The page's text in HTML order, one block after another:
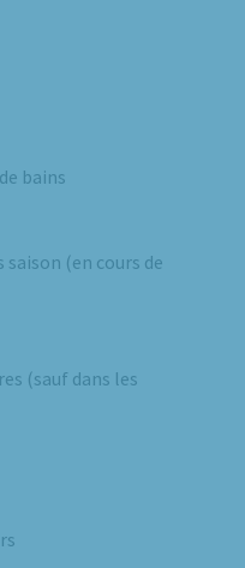
bains
(en cours de
(sauf dans les